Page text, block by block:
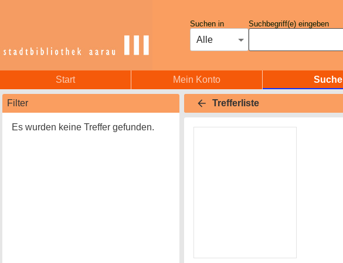
Suchen in
Alle
Suchbegriff(e) eingeben
Start Mein Konto Suche
Filter
Es wurden keine Treffer gefunden.
Trefferliste